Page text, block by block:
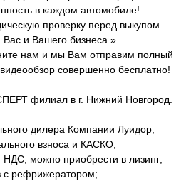
в каждом автомобиле!
проверку перед выкупом
и Вашего бизнеса.»
нам и мы Вам отправим полный
совершенно бесплатно!
филиал в г. Нижний Новгород.
дилера Компании Луидор;
взноса и КАСКО;
можно приобрести в лизинг;
с рефрижератором;